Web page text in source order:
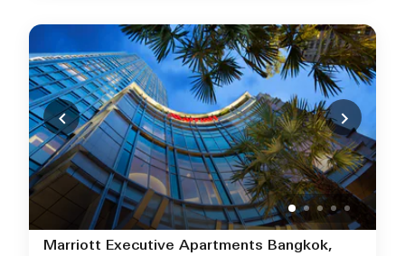
Marriott Executive Apartments Bangkok,